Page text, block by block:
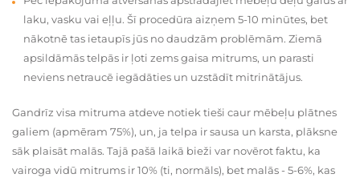
laku, vasku vai eļļu. Šī procedūra aizņem 5-10 minūtes, bet
nākotnē tas ietaupīs jūs no daudzām problēmām. Ziemā
apsildāmās telpās ir ļoti zems gaisa mitrums, un parasti
neviens netraucē iegādāties un uzstādīt mitrinātājus.
Gandrīz visa mitruma atdeve notiek tieši caur mēbeļu plātnes
galiem (apmēram 75%), un, ja telpa ir sausa un karsta, plāksne
sāk plaisāt malās. Tajā pašā laikā bieži var novērot faktu, ka
vairoga vidū mitrums ir 10% (ti, normāls), bet malās - 5-6%, kas